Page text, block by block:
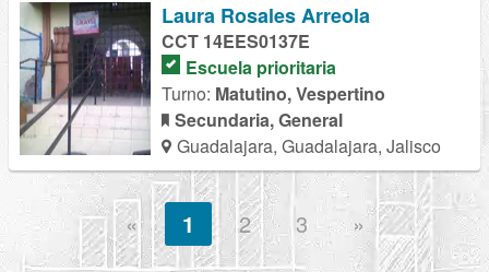
Laura Rosales Arreola
CCT 14EES0137E
Escuela prioritaria
Turno: Matutino, Vespertino
Secundaria, General
Guadalajara, Guadalajara, Jalisco
« 1 2 3 »